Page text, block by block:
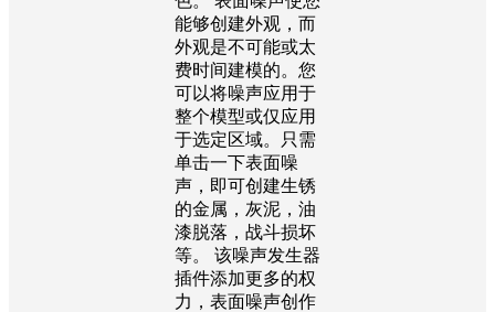
能够创建外观，而
外观是不可能或太
费时间建模的。您
可以将噪声应用于
整个模型或仅应用
于选定区域。只需
单击一下表面噪
声，即可创建生锈
的金属，灰泥，油
漆脱落，战斗损坏
等。 该噪声发生器
插件添加更多的权
力，表面噪声创作